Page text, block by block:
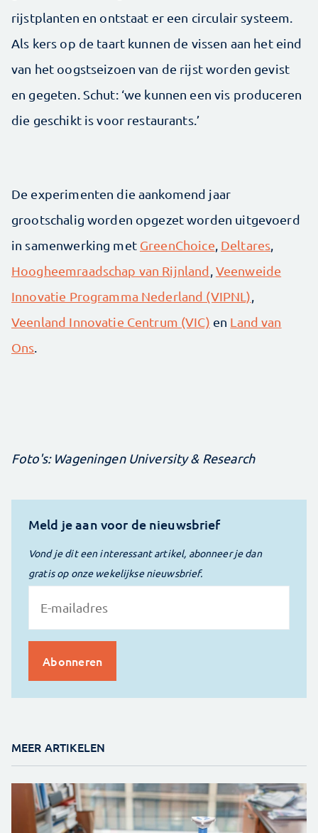
rijstplanten en ontstaat er een circulair systeem.
Als kers op de taart kunnen de vissen aan het eind
van het oogstseizoen van de rijst worden gevist
en gegeten. Schut: ‘we kunnen een vis produceren
die geschikt is voor restaurants.’
De experimenten die aankomend jaar
grootschalig worden opgezet worden uitgevoerd
in samenwerking met GreenChoice Deltares
Hoogheemraadschap van Rijnland Veenweide
Innovatie Programma Nederland (VIPNL)
Veenland Innovatie Centrum (VIC) en Land van
Ons
Foto's: Wageningen University & Research
Meld je aan voor de nieuwsbrief
Vond je dit een interessant artikel, abonneer je dan
gratis op onze wekelijkse nieuwsbrief.
MEER ARTIKELEN